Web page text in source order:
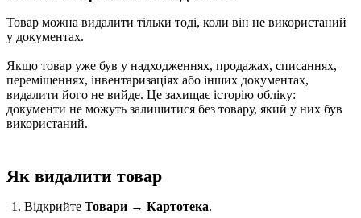
Товар можна видалити тільки тоді, коли він не використаний
у документах.
Якщо товар уже був у надходженнях, продажах, списаннях,
переміщеннях, інвентаризаціях або інших документах,
видалити його не вийде. Це захищає історію обліку:
документи не можуть залишитися без товару, який у них був
використаний.
Як видалити товар
Відкрийте Товари → Картотека.